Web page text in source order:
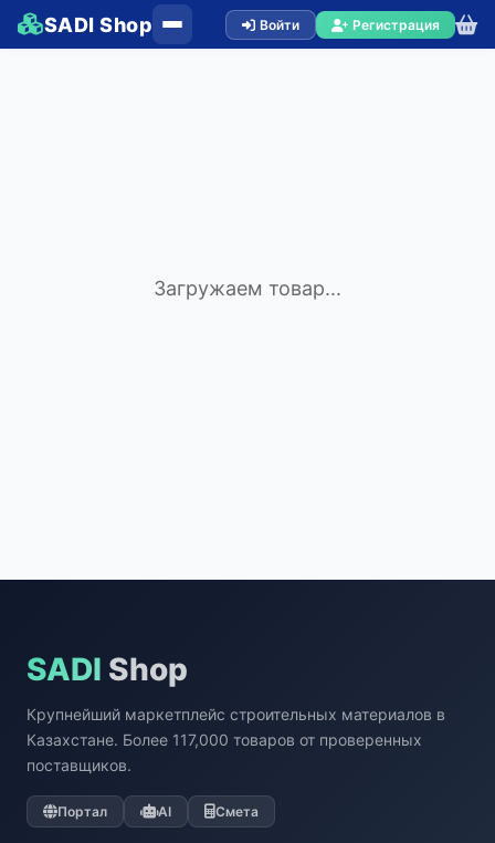
SADI Shop Войти Регистрация
Загружаем товар...
SADI Shop
Крупнейший маркетплейс строительных материалов в
Казахстане. Более 117,000 товаров от проверенных
поставщиков.
Портал AI Смета